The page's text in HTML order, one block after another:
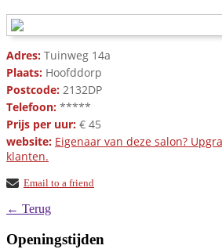
Adres: Tuinweg 14a
Plaats: Hoofddorp
Postcode: 2132DP
Telefoon: *****
Prijs per uur: € 45
website: Eigenaar van deze salon?
klanten.
Email to a friend
← Terug
Openingstijden